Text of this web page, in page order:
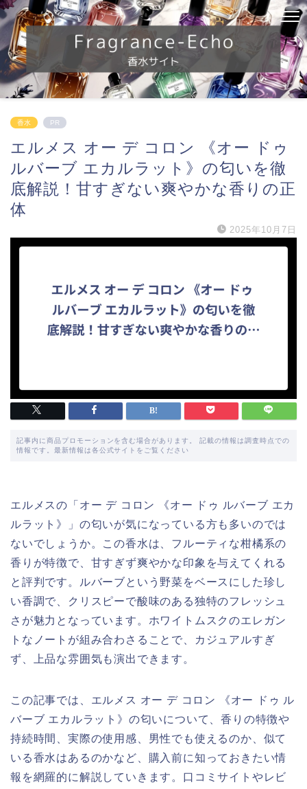
香水 PR
エルメス オー デ コロン 《オー ドゥ
ルバーブ エカルラット》の匂いを徹
底解説！甘すぎない爽やかな香りの正
体
2025年10月7日
記事内に商品プロモーションを含む場合があります。 記載の情報は調査時点での
情報です。最新情報は各公式サイトをご覧ください
エルメスの「オー デ コロン 《オー ドゥ ルバーブ エカ
ルラット》」の匂いが気になっている方も多いのでは
ないでしょうか。この香水は、フルーティな柑橘系の
香りが特徴で、甘すぎず爽やかな印象を与えてくれる
と評判です。ルバーブという野菜をベースにした珍し
い香調で、クリスピーで酸味のある独特のフレッシュ
さが魅力となっています。ホワイトムスクのエレガン
トなノートが組み合わさることで、カジュアルすぎ
ず、上品な雰囲気も演出できます。
この記事では、エルメス オー デ コロン 《オー ドゥ ル
バーブ エカルラット》の匂いについて、香りの特徴や
持続時間、実際の使用感、男性でも使えるのか、似て
いる香水はあるのかなど、購入前に知っておきたい情
報を網羅的に解説していきます。口コミサイトやレビ